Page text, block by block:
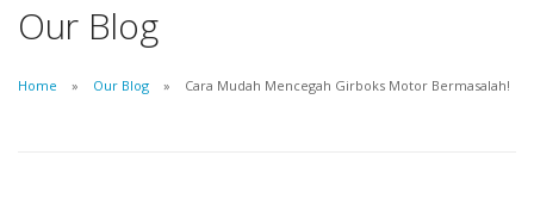
Our Blog
Home Our Blog Cara Mudah Mencegah Girboks Motor Bermasalah!